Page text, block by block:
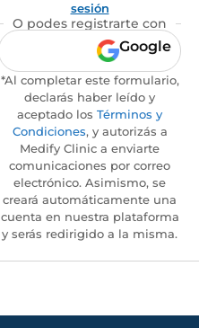
sesión
O podes registrarte con
Google
*Al completar este formulario,
declarás haber leído y
aceptado los Términos y
Condiciones, y autorizás a
Medify Clinic a enviarte
comunicaciones por correo
electrónico. Asimismo, se
creará automáticamente una
cuenta en nuestra plataforma
y serás redirigido a la misma.